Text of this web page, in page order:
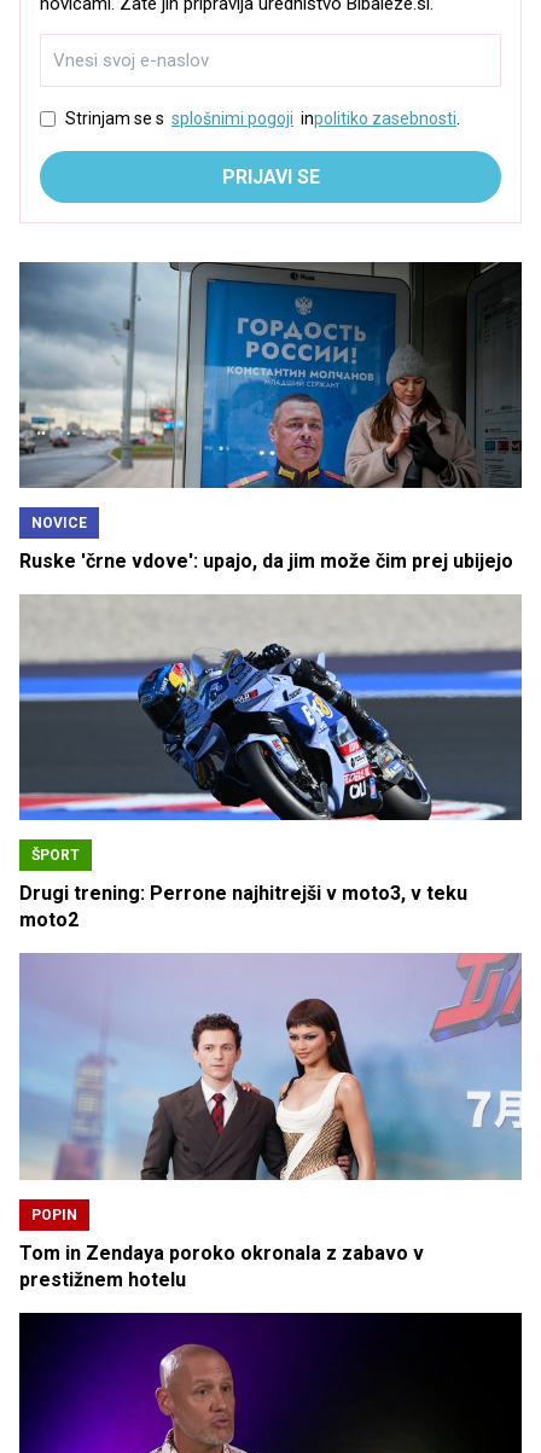
Strinjam se s splošnimi pogoji inpolitiko zasebnosti
PRIJAVI SE
NOVICE
Ruske 'črne vdove': upajo, da jim može čim prej ubijejo
ŠPORT
Drugi trening: Perrone najhitrejši v moto3, v teku
moto2
POPIN
Tom in Zendaya poroko okronala z zabavo v
prestižnem hotelu